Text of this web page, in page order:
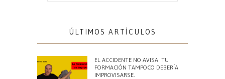
ÚLTIMOS ARTÍCULOS
EL ACCIDENTE NO AVISA. TU
FORMACIÓN TAMPOCO DEBERÍA
IMPROVISARSE.